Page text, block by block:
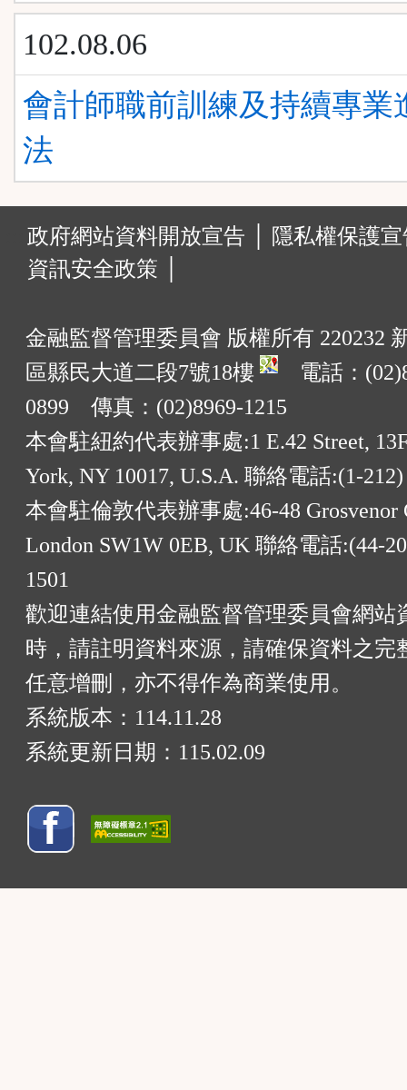
102.08.06
會計師職前訓練及持續專業
法
政府網站資料開放宣告 │
隱私權保護
資訊安全政策 │
金融監督管理委員會 版權所有 220232
區縣民大道二段7號18樓
電話：
0899 傳真：(02)8969-1215
本會駐紐約代表辦事處:1 E.42 Street,
York, NY 10017, U.S.A. 聯絡電話:(1-212)
本會駐倫敦代表辦事處:46-48 Grosvenor
London SW1W 0EB, UK 聯絡電話:(44-
1501
歡迎連結使用金融監督管理委員會網站
時，請註明資料來源，請確保資料之完
任意增刪，亦不得作為商業使用。
系統版本： 114.11.28
系統更新日期： 115.02.09